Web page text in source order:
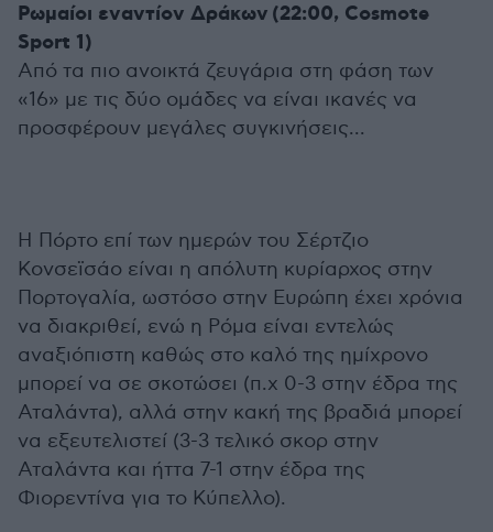
Ρωμαίοι εναντίον Δράκων (22:00, Cosmote
Sport 1)
Από τα πιο ανοικτά ζευγάρια στη φάση των
«16» με τις δύο ομάδες να είναι ικανές να
προσφέρουν μεγάλες συγκινήσεις...
Η Πόρτο επί των ημερών του Σέρτζιο
Κονσεϊσάο είναι η απόλυτη κυρίαρχος στην
Πορτογαλία, ωστόσο στην Ευρώπη έχει χρόνια
να διακριθεί, ενώ η Ρόμα είναι εντελώς
αναξιόπιστη καθώς στο καλό της ημίχρονο
μπορεί να σε σκοτώσει (π.χ 0-3 στην έδρα της
Αταλάντα), αλλά στην κακή της βραδιά μπορεί
να εξευτελιστεί (3-3 τελικό σκορ στην
Αταλάντα και ήττα 7-1 στην έδρα της
Φιορεντίνα για το Κύπελλο).